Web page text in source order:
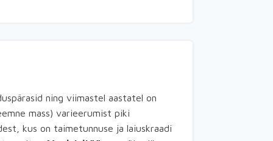
ning viimastel aastatel on
mass) varieerumist piki
kus on taimetunnuse ja laiuskraadi